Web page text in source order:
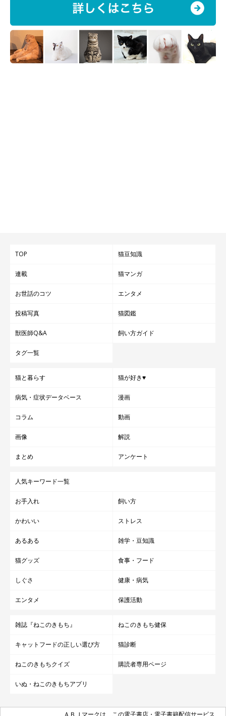
写真提供・取材協力／Twitter（@DAYS31612434
※この記事は投稿者さまにご了承をいただいたうえで制作してい
ます。
取材・文／二宮ねこむ
TOP 猫豆知識
連載 猫マンガ
お世話のコツ エンタメ
投稿写真 猫図鑑
獣医師Q&A 飼い方ガイド
タグ一覧
猫と暮らす 猫が好き♥
病気・症状データベース 漫画
コラム 動画
画像 解説
まとめ アンケート
人気キーワード一覧
お手入れ 飼い方
かわいい ストレス
あるある 雑学・豆知識
猫グッズ 食事・フード
しぐさ 健康・病気
エンタメ 保護活動
雑誌『ねこのきもち』 ねこのきもち健保
キャットフードの正しい選び方 猫診断
ねこのきもちクイズ 購読者専用ページ
いぬ・ねこのきもちアプリ
ＡＢＪマークは、この電子書店・電子書籍配信サービス